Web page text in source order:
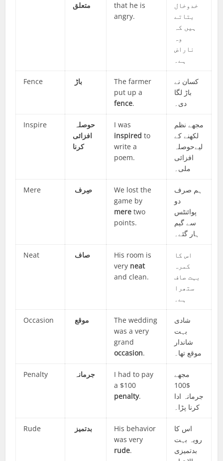
متعلق
that he is
angry.
خدوخال
بتاتے
ہیں کہ
وہ
ناراض
ہے۔
Fence باڑ
The farmer
put up a
fence.
کسان نے
باڑ لگا
دی۔
Inspire
حوصلہ
افزائی
کرنا
I was
inspired to
write a
poem.
مجھے نظم
لکھنے کے
لیےحوصلہ
افزائی
ملی۔
Mere صِرف
We lost the
game by
mere two
points.
ہم صرف
دو
پوائنٹس
سے گیم
ہار گئے۔
Neat صاف
His room is
very neat
and clean.
اس کا
کمرہ
بہت صاف
ستھرا
ہے۔
Occasion موقع
The wedding
was a very
grand
occasion.
شادی
بہت
شاندار
موقع تھا۔
Penalty جرمانہ
I had to pay
a $100
penalty.
مجھے
$100
جرمانہ ادا
کرنا پڑا۔
Rude بدتمیز
His behavior
was very
rude.
اس کا
رویہ بہت
بدتمیزی